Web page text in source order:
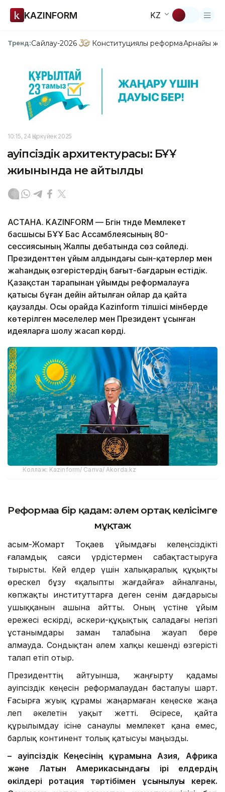
KAZINFORM KZ
Тренд:Сайлау-2026 Конституциялық реформаАрнайы
10:15, 24 Қыркүйек 2025
Қауіпсіздік архитектурасы: БҰҰ
жиынында не айтылды
АСТАНА. KAZINFORM — Бүгін түнде Мемлекет
басшысы БҰҰ Бас Ассамблеясының 80-
сессиясының Жалпы дебатында сөз сөйледі.
Президенттен ұйым алдындағы сын-қатерлер мен
жаһандық өзгерістердің бағыт-бағдарын естідік.
Қазақстан тарапынан ұйымды реформалауға
қатысы бұған дейін айтылған ойлар да қайта
қаузалды. Осы орайда Kazinform тілшісі мінберде
көтерілген мәселелер мен Президент ұсынған
идеяларға шолу жасап көрді.
Коллаж: Kazinform/ Canva/ Akorda.kz
Реформаға бір қадам: әлем ортақ келісімге
мұқтаж
Қасым-Жомарт Тоқаев ұйымдағы келеңсіздікті
ғаламдық саяси үрдістермен сабақтастыруға
тырысты. Кей елдер үшін халықаралық құқықты
өрескел бұзу «қалыпты жағдайға» айналғаны,
көпжақты институттарға деген сенім дағдарысы
ушыққанын ашына айтты. Оның үстіне ұйым
ережесі ескірді, әскери-құқықтық саладағы негізгі
ұстанымдары заман талабына жауап бере
алмауда. Сондықтан әлем халқы кешенді өзгерісті
талап етіп отыр.
Президенттің айтуынша, жаңғырту қадамы
Қауіпсіздік кеңесін реформалаудан басталуы шарт.
Ғасырға жуық құрамы жаңармаған кеңеске жаңа
леп әкелетін уақыт жетті. Әсіресе, қайта
құрылымдау ісіне санаулы мемлекет қана емес,
барлық континент толық қатысуы маңызды.
– Қауіпсіздік Кеңесінің құрамына Азия, Африка
және Латын Америкасындағы ірі елдердің
өкілдері ротация тәртібімен ұсынылуы керек.